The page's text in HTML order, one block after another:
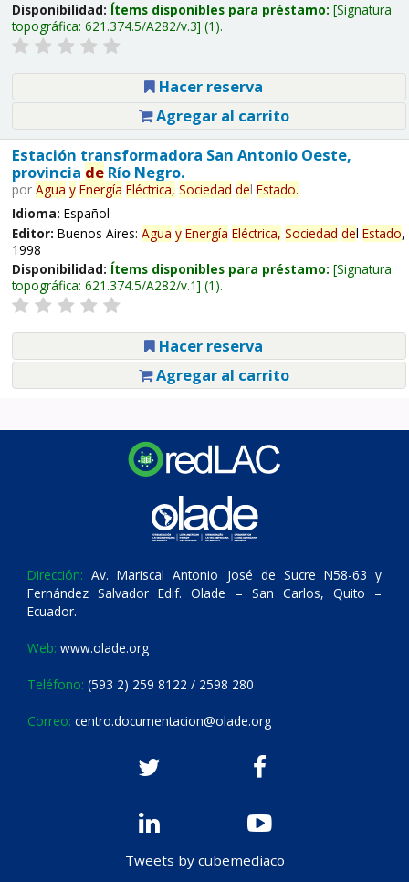
Disponibilidad: Ítems disponibles para préstamo: Signatura
topográfica: 621.374.5/A282/v.3 (1).
Hacer reserva
Agregar al carrito
Estación transformadora San Antonio Oeste,
provincia deRío Negro.
por Agua y Energía Eléctrica, Sociedad del Estado.
Idioma: Español
Editor: Buenos Aires: Agua y Energía Eléctrica, Sociedad del Estado,
1998
Disponibilidad: Ítems disponibles para préstamo: Signatura
topográfica: 621.374.5/A282/v.1 (1).
Hacer reserva
Agregar al carrito
Dirección: Av. Mariscal Antonio José de Sucre N58-63 y
Fernández Salvador Edif. Olade – San Carlos, Quito –
Ecuador.
Web: www.olade.org
Teléfono: (593 2) 259 8122 / 2598 280
Correo: centro.documentacion@olade.org
Tweets by cubemediaco